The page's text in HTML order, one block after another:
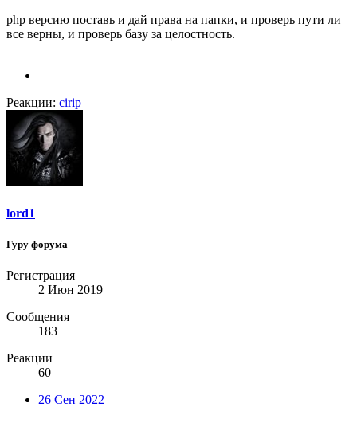
php версию поставь и дай права на папки, и проверь пути ли
все верны, и проверь базу за целостность.
Реакции: cirip
lord1
Гуру форума
Регистрация
2 Июн 2019
Сообщения
183
Реакции
60
26 Сен 2022